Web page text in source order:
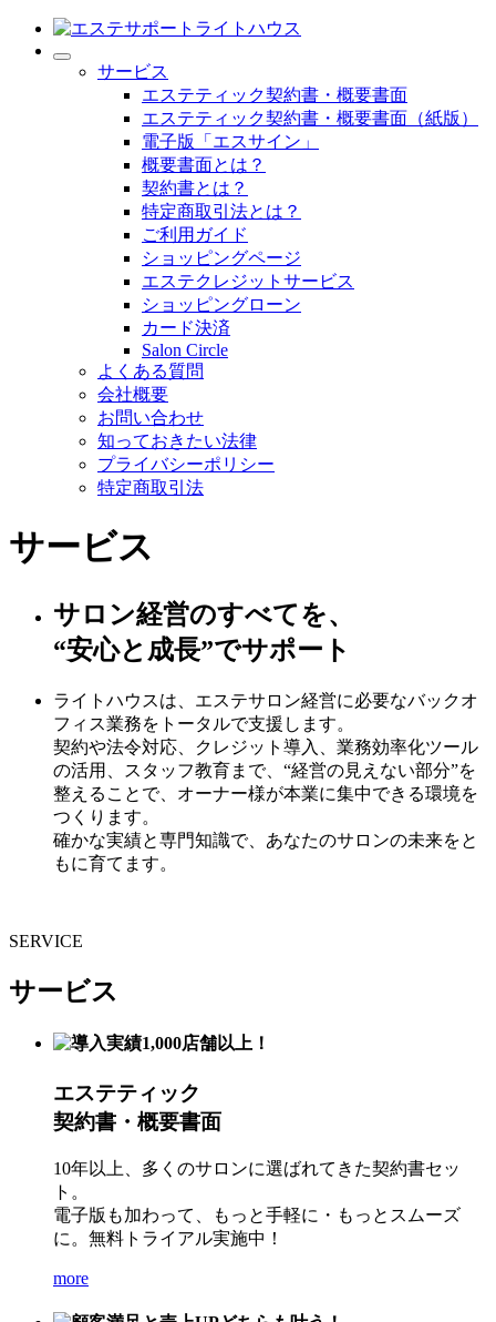
サービス
エステティック契約書・概要書面
エステティック契約書・概要書面（紙版）
電子版「エスサイン」
概要書面とは？
契約書とは？
特定商取引法とは？
ご利用ガイド
ショッピングページ
エステクレジットサービス
ショッピングローン
カード決済
Salon Circle
よくある質問
会社概要
お問い合わせ
知っておきたい法律
プライバシーポリシー
特定商取引法
サービス
サロン経営のすべてを、
“安心と成長”でサポート
ライトハウスは、エステサロン経営に必要なバックオ
フィス業務をトータルで支援します。
契約や法令対応、クレジット導入、業務効率化ツール
の活用、スタッフ教育まで、“経営の見えない部分”を
整えることで、オーナー様が本業に集中できる環境を
つくります。
確かな実績と専門知識で、あなたのサロンの未来をと
もに育てます。
SERVICE
サービス
エステティック
契約書・概要書面
10年以上、多くのサロンに選ばれてきた契約書セッ
ト。
電子版も加わって、もっと手軽に・もっとスムーズ
に。無料トライアル実施中！
more